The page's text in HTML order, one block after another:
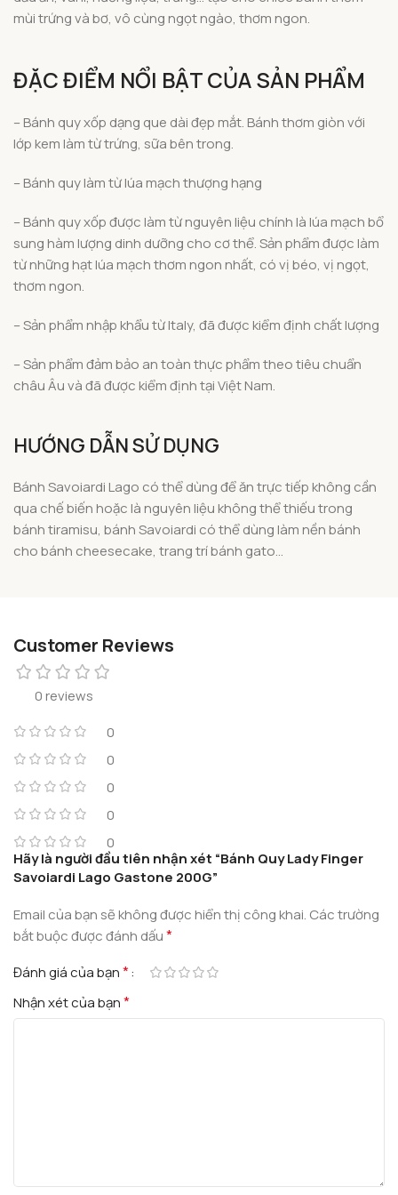
mùi trứng và bơ, vô cùng ngọt ngào, thơm ngon.
ĐẶC ĐIỂM NỔI BẬT CỦA SẢN PHẨM
– Bánh quy xốp dạng que dài đẹp mắt. Bánh thơm giòn với
lớp kem làm từ trứng, sữa bên trong.
– Bánh quy làm từ lúa mạch thượng hạng
– Bánh quy xốp được làm từ nguyên liệu chính là lúa mạch bổ
sung hàm lượng dinh dưỡng cho cơ thể. Sản phẩm được làm
từ những hạt lúa mạch thơm ngon nhất, có vị béo, vị ngọt,
thơm ngon.
– Sản phẩm nhập khẩu từ Italy, đã được kiểm định chất lượng
– Sản phẩm đảm bảo an toàn thực phẩm theo tiêu chuẩn
châu Âu và đã được kiểm định tại Việt Nam.
HƯỚNG DẪN SỬ DỤNG
Bánh Savoiardi Lago có thể dùng để ăn trực tiếp không cần
qua chế biến hoặc là nguyên liệu không thể thiếu trong
bánh tiramisu, bánh Savoiardi có thể dùng làm nền bánh
cho bánh cheesecake, trang trí bánh gato…
Customer Reviews
0 reviews
0
0
0
0
0
Hãy là người đầu tiên nhận xét “Bánh Quy Lady Finger
Savoiardi Lago Gastone 200G”
Email của bạn sẽ không được hiển thị công khai. Các trường
bắt buộc được đánh dấu*
Đánh giá của bạn*
Nhận xét của bạn*